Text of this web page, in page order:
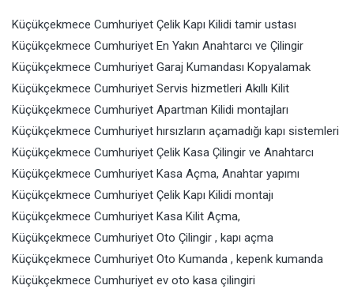
Küçükçekmece Cumhuriyet Çelik Kapı Kilidi tamir ustası
Küçükçekmece Cumhuriyet En Yakın Anahtarcı ve Çilingir
Küçükçekmece Cumhuriyet Garaj Kumandası Kopyalamak
Küçükçekmece Cumhuriyet Servis hizmetleri Akıllı Kilit
Küçükçekmece Cumhuriyet Apartman Kilidi montajları
Küçükçekmece Cumhuriyet hırsızların açamadığı kapı sistemleri
Küçükçekmece Cumhuriyet Çelik Kasa Çilingir ve Anahtarcı
Küçükçekmece Cumhuriyet Kasa Açma, Anahtar yapımı
Küçükçekmece Cumhuriyet Çelik Kapı Kilidi montajı
Küçükçekmece Cumhuriyet Kasa Kilit Açma,
Küçükçekmece Cumhuriyet Oto Çilingir , kapı açma
Küçükçekmece Cumhuriyet Oto Kumanda , kepenk kumanda
Küçükçekmece Cumhuriyet ev oto kasa çilingiri